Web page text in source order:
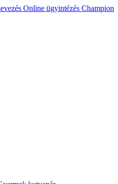
Online ügyintézés Champion